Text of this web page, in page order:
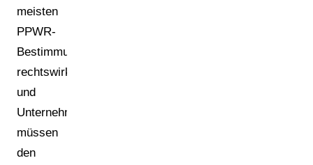
meisten
PPWR-
Bestimmungen
rechtswirksam
und
Unternehmen
müssen
den